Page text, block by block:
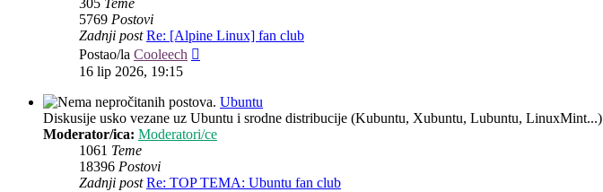
305 Teme
5769 Postovi
Zadnji post Re: [Alpine Linux] fan club
Postao/la Cooleech
16 lip 2026, 19:15
Ubuntu
Diskusije usko vezane uz Ubuntu i srodne distribucije (Kubuntu, Xubuntu, Lubuntu, LinuxMint...)
Moderator/ica: Moderatori/ce
1061 Teme
18396 Postovi
Zadnji post Re: TOP TEMA: Ubuntu fan club